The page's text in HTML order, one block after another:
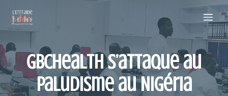
contenu
GBCHealth s’attaque au
paludisme au Nigéria